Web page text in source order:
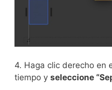
4. Haga clic derecho en
tiempo y seleccione